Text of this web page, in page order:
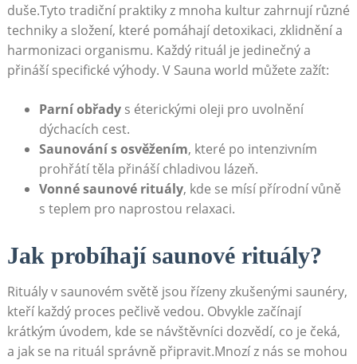
duše.Tyto tradiční praktiky z​ mnoha ⁤kultur zahrnují‍ různé
techniky⁣ a složení, které pomáhají ⁤detoxikaci, zklidnění⁢ a
harmonizaci organismu. Každý rituál​ je jedinečný⁣ a
přináší specifické výhody. V Sauna world ⁣můžete zažít:
Parní obřadys éterickými oleji ⁣pro uvolnění
dýchacích cest.
Saunování ⁣s‍ osvěžením, které po intenzivním
prohřátí těla přináší‍ chladivou lázeň.
Vonné⁣ saunové​ rituály,​ kde se mísí ⁤přírodní vůně
s ‍teplem pro⁢ naprostou relaxaci.
Jak ⁢probíhají saunové rituály?
Rituály v saunovém světě jsou řízeny ‌zkušenými ⁢saunéry,
‍kteří ⁣každý proces pečlivě vedou. Obvykle začínají‌
krátkým ⁢úvodem,⁣ kde se návštěvníci dozvědí, co je čeká,​
a jak se na rituál správně připravit.Mnozí z nás se mohou